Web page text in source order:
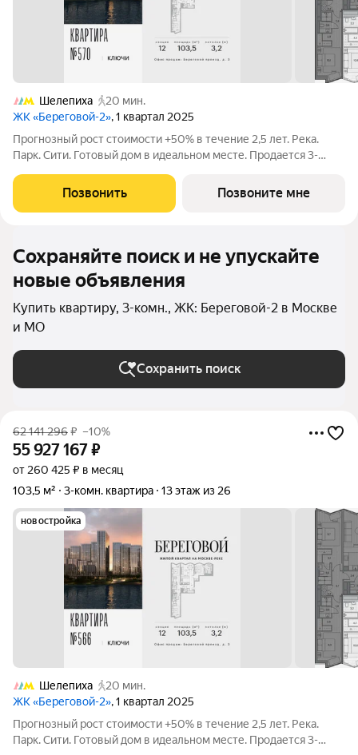
Шелепиха
20 мин.
ЖК «Береговой-2», 1 квартал 2025
Прогнозный рост стоимости +50% в течение 2,5 лет. Река.
Парк. Сити. Готовый дом в идеальном месте. Продается 3-
и видом на закрытый парковый двор. Береговой - квартал-
курорт в центре столицы.
Позвонить Позвоните мне
Сохраняйте поиск и не упускайте
новые объявления
Купить квартиру, 3-комн., ЖК: Береговой-2 в Москве
и МО
Сохранить поиск
62 141 296₽ –10%
55 927 167₽
от 260 425 ₽ в месяц
103,5 м²
3-комн. квартира 13 этаж из 26
новостройка
Шелепиха
20 мин.
ЖК «Береговой-2», 1 квартал 2025
Прогнозный рост стоимости +50% в течение 2,5 лет. Река.
Парк. Сити. Готовый дом в идеальном месте. Продается 3-